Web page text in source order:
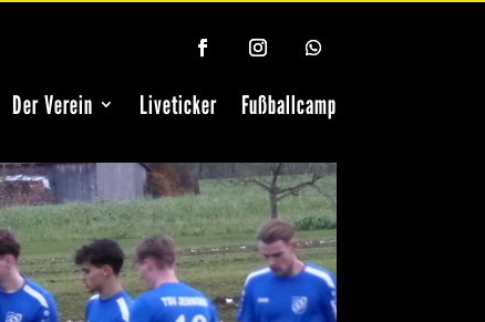
Der Verein Liveticker Fußballcamp